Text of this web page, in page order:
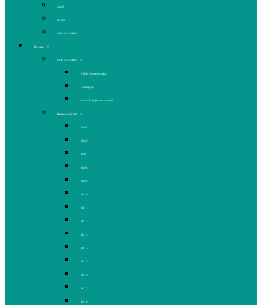
Santé
Société
Club Ado Média
Dossiers
Club Ado Média
Vidéo de présentation
Historique
Journal des jeunes citoyens
Rivière du Nord
2005
2006
2007
2008
2009
2010
2011
2012
2013
2014
2015
2016
2017
2018